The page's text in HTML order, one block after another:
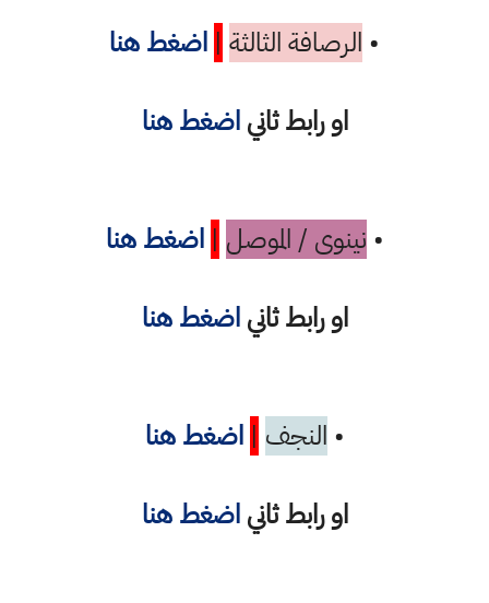
• الرصافة الثالثة | اضغط هنا
او رابط ثاني اضغط هنا
• نينوى / الموصل | اضغط هنا
او رابط ثاني اضغط هنا
• النجف | اضغط هنا
او رابط ثانياضغط هنا